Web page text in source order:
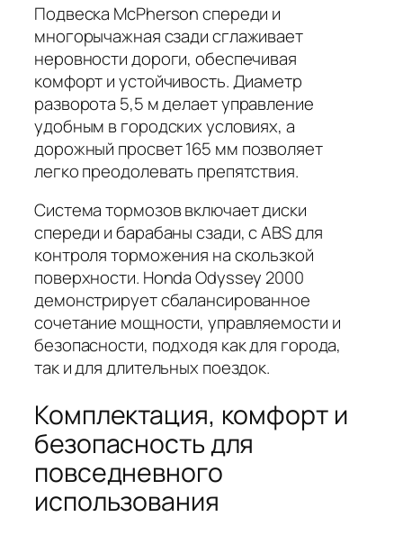
Подвеска McPherson спереди и
многорычажная сзади сглаживает
неровности дороги, обеспечивая
комфорт и устойчивость. Диаметр
разворота 5,5 мделает управление
удобным в городских условиях, а
дорожный просвет165 мм позволяет
легко преодолевать препятствия.
Система тормозов включает диски
спереди и барабаны сзади, с ABS для
контроля торможения на скользкой
поверхности. Honda Odyssey 2000
демонстрирует сбалансированное
сочетание мощности, управляемости и
безопасности, подходя как для города,
так и для длительных поездок.
Комплектация, комфорт и
безопасность для
повседневного
использования